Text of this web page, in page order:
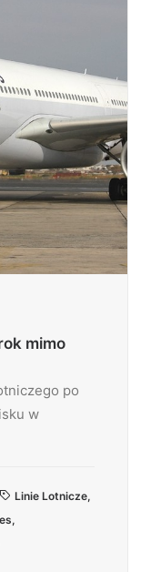
mimo
po
w
Linie Lotnicze,
,